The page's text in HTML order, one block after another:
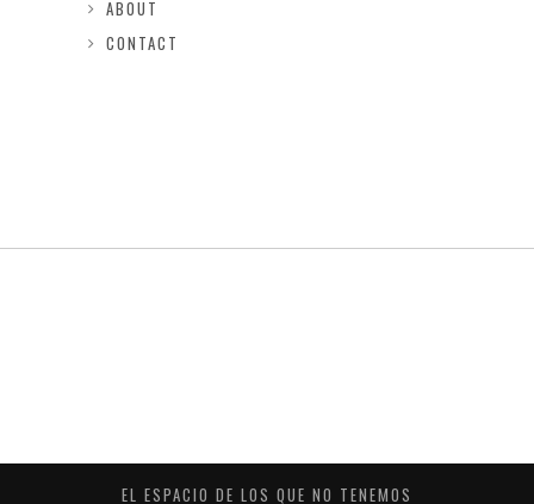
ABOUT
CONTACT
EL ESPACIO DE LOS QUE NO TENEMOS